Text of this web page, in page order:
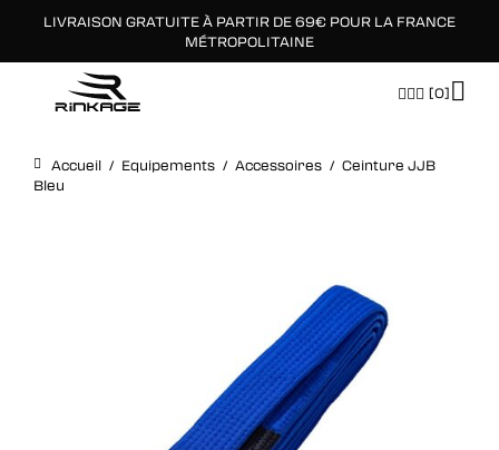
LIVRAISON GRATUITE À PARTIR DE 69€ POUR LA FRANCE
MÉTROPOLITAINE
[0]
Accueil / Equipements / Accessoires / Ceinture JJB
Bleu